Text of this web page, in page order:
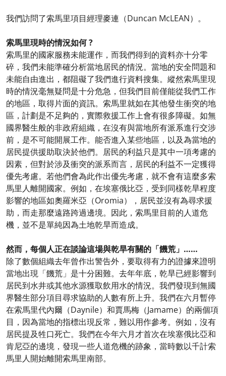
我們訪問了索馬里項目經理麥連（Duncan McLEAN）。
索馬里現時的情況如何 ?
索馬里的國家服務未能運作，而我們得到的資料亦十分零
碎，我們未能準確分析當地居民的情況。當地的安全問題和
未能自由進出，都阻礙了我們進行資料搜集。縱然索馬里現
時的情況毫無疑問是十分危急，但我們目前僅能從我們工作
的地區，取得片面的資訊。索馬里就如在其他發生衝突的地
區，計劃是不足夠的，實際救援工作上會有很多障礙。如無
國界醫生般的非政府組織，在沒有與當地所有派系進行交涉
前，是不可能開展工作。能否進入某些地區，以及為當地的
居民提供援助取決於他們。居民的利益只是其中一項考慮的
因素，但對於涉及衝突的派系而言，居民的利益不一定獲得
優先考慮。若他們會為此作出優先考慮，就不會有這麼多索
馬里人離開國家。例如，在埃塞俄比亞，受到同樣乾旱程度
影響的地區如奧羅米亞（Oromia），居民並沒有為尋求援
助，而走那麼遠路跨過邊境。因此，索馬里目前的人道危
機，並不是單純因為土地乾旱而造成。
然而，每個人正在談論這場與乾旱有關的「饑荒」……
除了數個組織去年曾作出警告外，要取得有力的證據來證明
當地出現「饑荒」是十分困難。去年年底，乾旱已經影響到
居民到水井或其他水源獲取飲用水的情況。我們發現到無國
界醫生部分項目尋求協助的人數有所上升。我們在六月暫停
在索馬里代內爾（Daynile）和賈馬梅（Jamame）的兩個項
目，因為當地的指標出現反常，難以用作參考。例如，沒有
居民提及牲口死亡。我們在今年六月才首次在埃塞俄比亞和
肯尼亞的邊境，發現一些人道危機的跡象，當時數以千計索
馬里人開始離開索馬里南部。